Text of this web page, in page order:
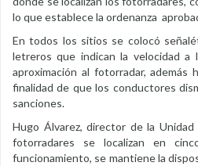
lo que establece la ordenanza
En todos los sitios se colocó
letreros que indican la velocidad
aproximación al fotorradar, además
finalidad de que los conductores
sanciones.
Hugo Álvarez, director de la
fotorradares se localizan en
funcionamiento, se mantiene la